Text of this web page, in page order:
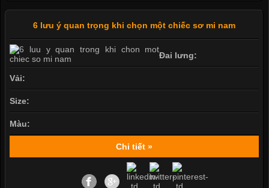
6 lưu ý quan trọng khi chọn một chiếc sơ mi nam
Đai lưng:
Vải:
Size:
Màu:
Chi tiết »